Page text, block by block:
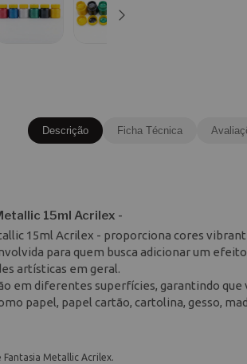
Descrição Ficha Técnica
15ml Acrilex -
15ml Acrilex - proporciona cores
para quem busca adicionar um
artísticas em geral.
em diferentes superfícies, garantindo que
papel, papel cartão, cartolina, gesso,
Metallic Acrilex.